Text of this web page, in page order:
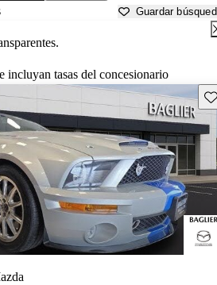
Guardar
incluyan tasas del concesionario